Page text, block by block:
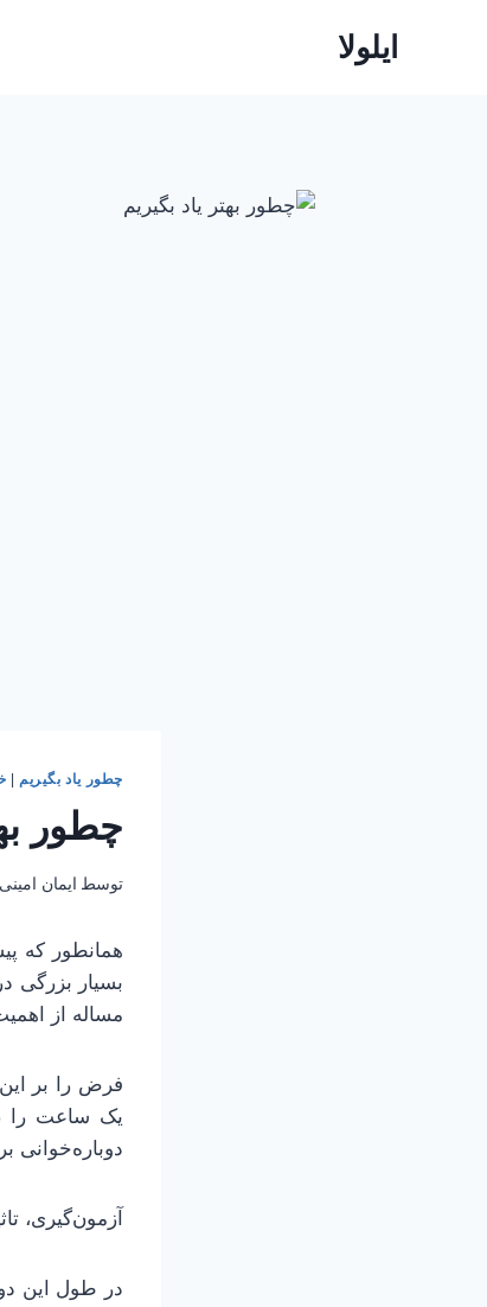
ایلولا
چطور یاد بگیریم
چطور بهتر یاد
توسط ایمان امینی
همانطور که
بسیار بزرگی
مساله از
فرض را بر
یک ساعت را
دوباره‌خوانی
آزمون‌گیری،
در طول این